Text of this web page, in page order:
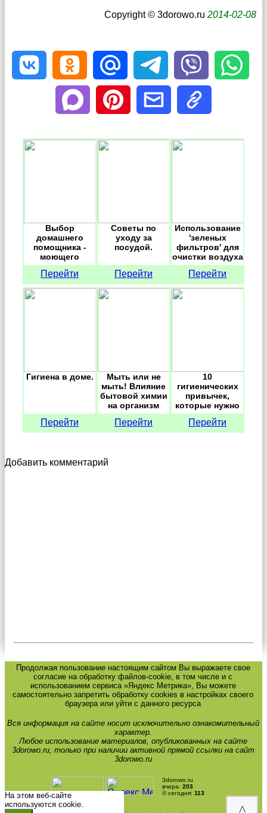
Copyright © 3dorowo.ru 2014-02-08
Выбор
домашнего
помощника -
моющего
пылесоса.
Перейти
Советы по
уходу за
посудой.
Перейти
Использование
'зеленых
фильтров' для
очистки воздуха
квартиры
Перейти
Гигиена в доме.
Перейти
Мыть или не
мыть! Влияние
бытовой химии
на организм
человека
Перейти
10
гигиенических
привычек,
которые нужно
пересмотреть.
Перейти
Добавить комментарий
Продолжая пользование настоящим сайтом Вы выражаете свое
согласие на обработку файлов-cookie, в том числе и с
использованием сервиса «Яндекс Метрика», Вы можете
самостоятельно запретить обработку cookies в настройках своего
браузера или уйти с данного ресурса
Вся информация на сайте носит исключительно ознакомительный
характер.
Любое использование материалов, опубликованных на сайте
3dorowo.ru, только при наличии активной прямой ссылки на сайт
3dorowo.ru
3dorowo.ru
вчера: 203
© сегодня: 113
На этом веб-сайте
используются cookie.